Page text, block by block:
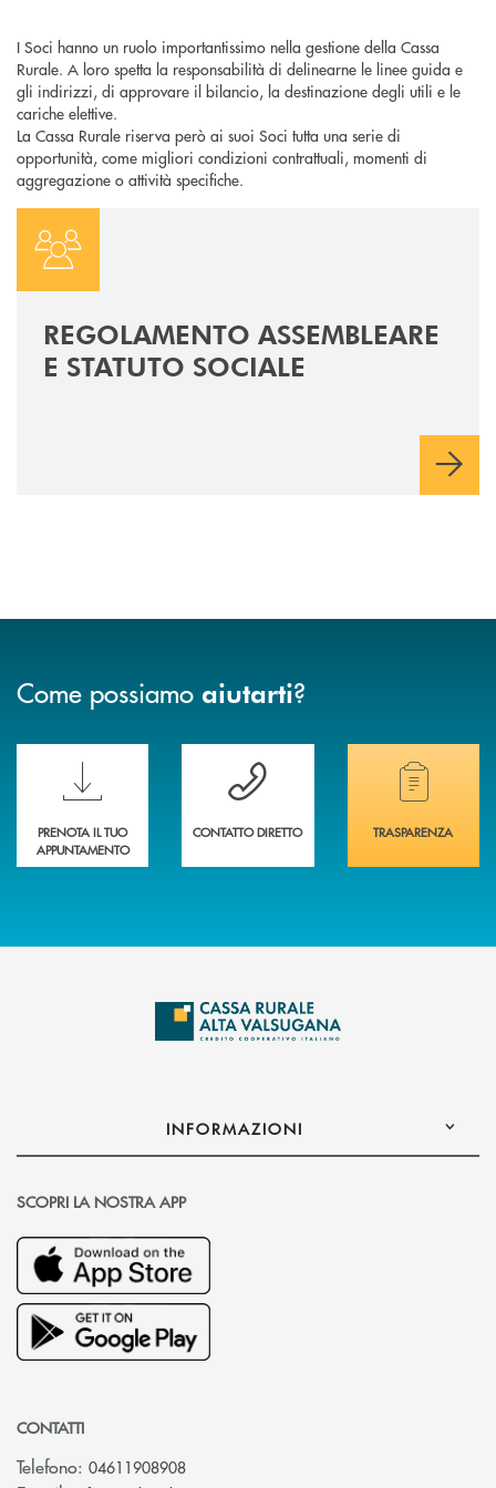
I Soci hanno un ruolo importantissimo nella gestione della Cassa
Rurale. A loro spetta la responsabilità di delinearne le linee guida e
gli indirizzi, di approvare il bilancio, la destinazione degli utili e le
cariche elettive.
La Cassa Rurale riserva però ai suoi Soci tutta una serie di
opportunità, come migliori condizioni contrattuali, momenti di
aggregazione o attività specifiche.
REGOLAMENTO ASSEMBLEARE
E STATUTO SOCIALE
Come possiamo aiutarti?
Scopri le funzionalità della nuova PRENOTA BANCA
PRENOTA IL TUO
APPUNTAMENTO
Hai bisogno di assistenza immediata?
CONTATTO DIRETTO
Hai bisogno di
TRASPARENZA
INFORMAZIONI
SCOPRI LA NOSTRA APP
CONTATTI
Telefono: 04611908908